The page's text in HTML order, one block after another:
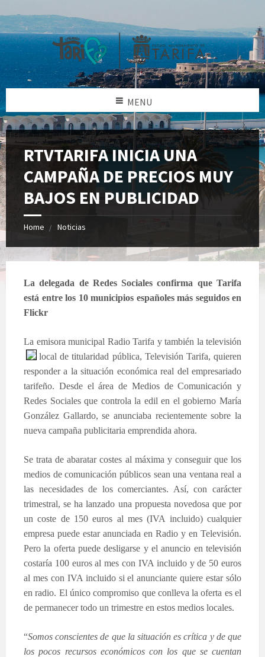
MENU
RTVTARIFA INICIA UNA
CAMPAÑA DE PRECIOS MUY
BAJOS EN PUBLICIDAD
Home Noticias
La delegada de Redes Sociales confirma que Tarifa
está entre los 10 municipios españoles más seguidos en
Flickr
La emisora municipal Radio Tarifa y también la televisión
local de titularidad pública, Televisión Tarifa, quieren
responder a la situación económica real del empresariado
tarifeño. Desde el área de Medios de Comunicación y
Redes Sociales que controla la edil en el gobierno María
González Gallardo, se anunciaba recientemente sobre la
nueva campaña publicitaria emprendida ahora.
Se trata de abaratar costes al máxima y conseguir que los
medios de comunicación públicos sean una ventana real a
las necesidades de los comerciantes. Así, con carácter
trimestral, se ha lanzado una propuesta novedosa que por
un coste de 150 euros al mes (IVA incluido) cualquier
empresa puede estar anunciada en Radio y en Televisión.
Pero la oferta puede desligarse y el anuncio en televisión
costaría 100 euros al mes con IVA incluido y de 50 euros
al mes con IVA incluido si el anunciante quiere estar sólo
en radio. El único compromiso que conlleva la oferta es el
de permanecer todo un trimestre en estos medios locales.
“Somos conscientes de que la situación es crítica y de que
los pocos recursos económicos con los que se cuentan